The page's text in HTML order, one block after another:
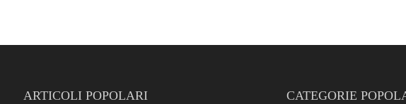
ARTICOLI POPOLARI CATEGORIE